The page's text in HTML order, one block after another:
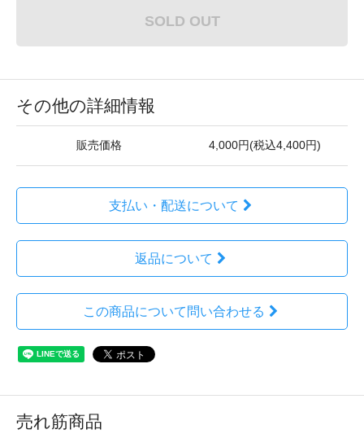
SOLD OUT
その他の詳細情報
販売価格 4,000円(税込4,400円)
支払い・配送について
返品について
この商品について問い合わせる
売れ筋商品